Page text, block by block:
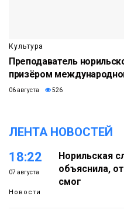
Культура
Преподаватель
призёром
06 августа 526
ЛЕНТА НОВОСТЕЙ
18:22
07 августа
Новости
Норильская
объяснила,
смог